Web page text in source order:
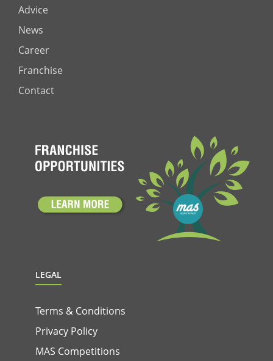
Advice
News
Career
Franchise
Contact
LEGAL
Terms & Conditions
Privacy Policy
MAS Competitions